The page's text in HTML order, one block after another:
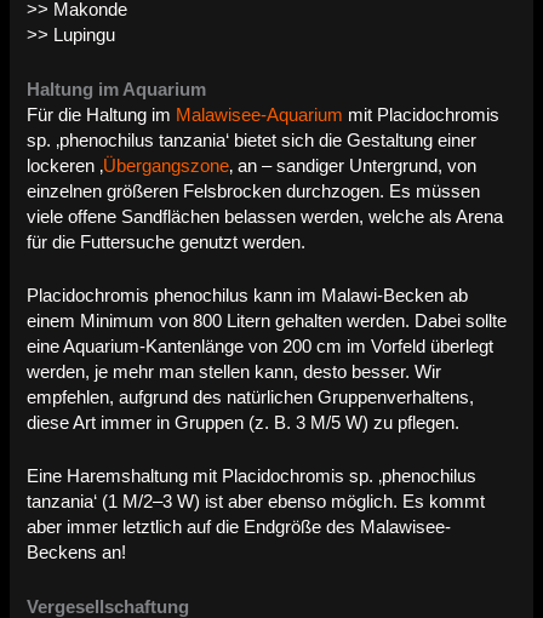
>> Makonde
>> Lupingu
Haltung im Aquarium
Für die Haltung im Malawisee-Aquarium mit Placidochromis
sp. ‚phenochilus tanzania‘ bietet sich die Gestaltung einer
lockeren ‚Übergangszone‚ an – sandiger Untergrund, von
einzelnen größeren Felsbrocken durchzogen. Es müssen
viele offene Sandflächen belassen werden, welche als Arena
für die Futtersuche genutzt werden.
Placidochromis phenochilus kann im Malawi-Becken ab
einem Minimum von 800 Litern gehalten werden. Dabei sollte
eine Aquarium-Kantenlänge von 200 cm im Vorfeld überlegt
werden, je mehr man stellen kann, desto besser. Wir
empfehlen, aufgrund des natürlichen Gruppenverhaltens,
diese Art immer in Gruppen (z. B. 3 M/5 W) zu pflegen.
Eine Haremshaltung mit Placidochromis sp. ‚phenochilus
tanzania‘ (1 M/2–3 W) ist aber ebenso möglich. Es kommt
aber immer letztlich auf die Endgröße des Malawisee-
Beckens an!
Vergesellschaftung